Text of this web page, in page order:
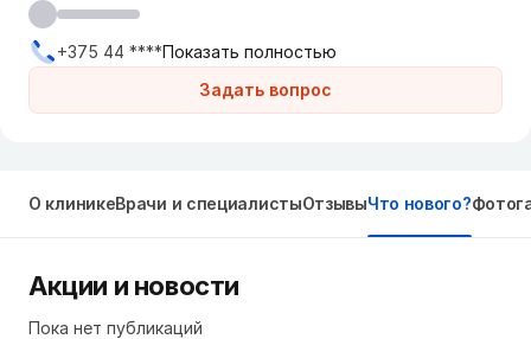
Задать вопрос
+375 44 ****Показать полностью
О клиникеВрачи и специалистыОтзывыЧто нового?
Акции и новости
Пока нет публикаций